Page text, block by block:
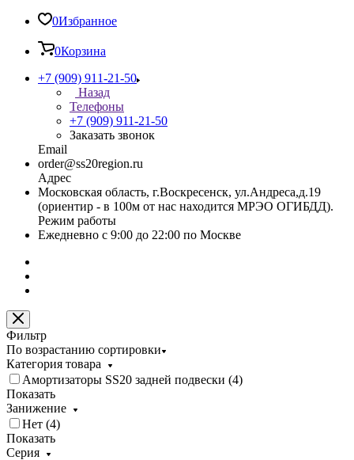
0Избранное
0Корзина
+7 (909) 911-21-50
Назад
Телефоны
+7 (909) 911-21-50
Заказать звонок
Email
order@ss20region.ru
Адрес
Московская область, г.Воскресенск, ул.Андреса,д.19
(ориентир - в 100м от нас находится МРЭО ОГИБДД).
Режим работы
Ежедневно с 9:00 до 22:00 по Москве
Фильтр
По возрастанию сортировки
Категория товара
Амортизаторы SS20 задней подвески (4)
Показать
Занижение
Нет (4)
Показать
Серия